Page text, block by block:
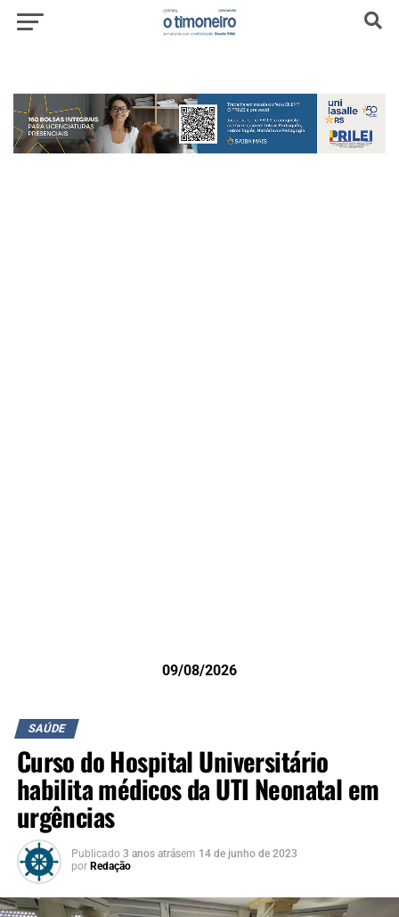
09/08/2026
SAÚDE
Curso do Hospital Universitário
habilita médicos da UTI Neonatal em
urgências
Publicado 3 anos atrásem 14 de junho de 2023
por Redação